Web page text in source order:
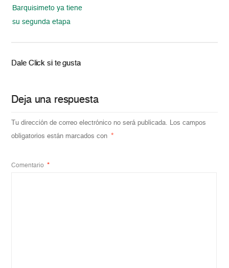
Barquisimeto ya tiene
su segunda etapa
Dale Click si te gusta
Deja una respuesta
Tu dirección de correo electrónico no será publicada. Los campos
obligatorios están marcados con *
Comentario *